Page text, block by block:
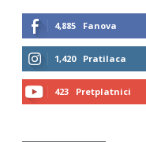
4,885 Fanova
1,420 Pratilaca
423 Pretplatnici